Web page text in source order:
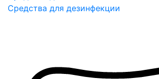
Средства для дезинфекции